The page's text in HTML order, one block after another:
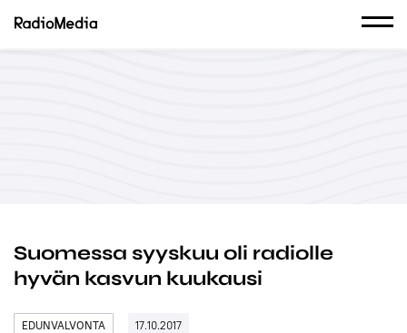
Suomessa syyskuu oli radiolle
hyvän kasvun kuukausi
EDUNVALVONTA 17.10.2017